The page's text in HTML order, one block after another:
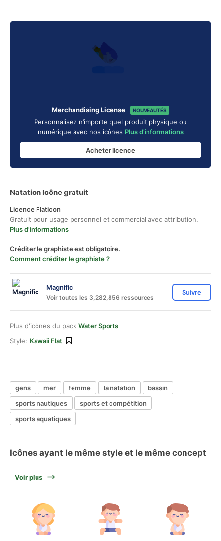
Merchandising License NOUVEAUTÉS
Personnalisez n’importe quel produit physique ou
numérique avec nos icônes Plus d'informations
Acheter licence
Natation Icône gratuit
Licence Flaticon
Gratuit pour usage personnel et commercial avec attribution.
Plus d'informations
Créditer le graphiste est obligatoire.
Comment créditer le graphiste ?
Magnific
Voir toutes les 3,282,856 ressources
Suivre
Plus d'icônes du pack Water Sports
Style: Kawaii Flat
gens mer femme la natation
bassin
sports nautiques
sports et compétition
sports aquatiques
Icônes ayant le même style et le même concept
Voir plus